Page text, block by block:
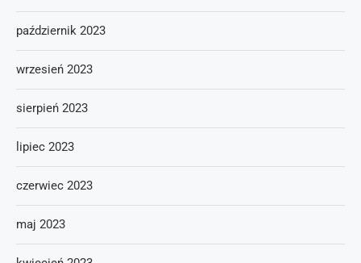
październik 2023
wrzesień 2023
sierpień 2023
lipiec 2023
czerwiec 2023
maj 2023